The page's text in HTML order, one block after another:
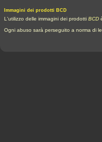
Immagini dei prodotti BCD
L'utilizzo delle immagini dei prodotti BCD
Ogni abuso sarà perseguito a norma di